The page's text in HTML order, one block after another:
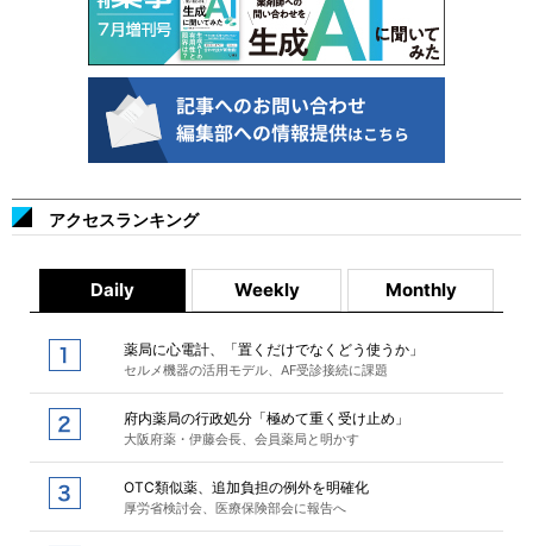
アクセスランキング
Daily Weekly Monthly
薬局に心電計、「置くだけでなくどう使うか」
セルメ機器の活用モデル、AF受診接続に課題
府内薬局の行政処分「極めて重く受け止め」
大阪府薬・伊藤会長、会員薬局と明かす
OTC類似薬、追加負担の例外を明確化
厚労省検討会、医療保険部会に報告へ